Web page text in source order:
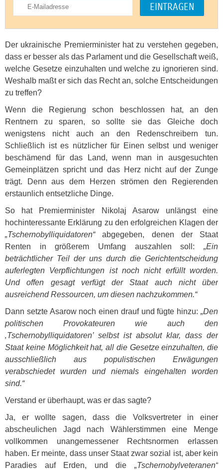
Der ukrainische Premierminister hat zu verstehen gegeben,
dass er besser als das Parlament und die Gesellschaft weiß,
welche Gesetze einzuhalten und welche zu ignorieren sind.
Weshalb maßt er sich das Recht an, solche Entscheidungen
zu treffen?
Wenn die Regierung schon beschlossen hat, an den
Rentnern zu sparen, so sollte sie das Gleiche doch
wenigstens nicht auch an den Redenschreibern tun.
Schließlich ist es nützlicher für Einen selbst und weniger
beschämend für das Land, wenn man in ausgesuchten
Gemeinplätzen spricht und das Herz nicht auf der Zunge
trägt. Denn aus dem Herzen strömen den Regierenden
erstaunlich entsetzliche Dinge.
So hat Premierminister Nikolaj Asarow unlängst eine
hochinteressante Erklärung zu den erfolgreichen Klagen der
„Tschernobylliquidatoren“abgegeben, denen der Staat
Renten in größerem Umfang auszahlen soll: „Ein
beträchtlicher Teil der uns durch die Gerichtentscheidung
auferlegten Verpflichtungen ist noch nicht erfüllt worden.
Und offen gesagt verfügt der Staat auch nicht über
ausreichend Ressourcen, um diesen nachzukommen.“
Dann setzte Asarow noch einen drauf und fügte hinzu: „Den
politischen Provokateuren wie auch den
‚Tschernobylliquidatoren’ selbst ist absolut klar, dass der
Staat keine Möglichkeit hat, all die Gesetze einzuhalten, die
ausschließlich aus populistischen Erwägungen
verabschiedet wurden und niemals eingehalten worden
sind.“
Verstand er überhaupt, was er das sagte?
Ja, er wollte sagen, dass die Volksvertreter in einer
abscheulichen Jagd nach Wählerstimmen eine Menge
vollkommen unangemessener Rechtsnormen erlassen
haben. Er meinte, dass unser Staat zwar sozial ist, aber kein
Paradies auf Erden, und die „Tschernobylveteranen“